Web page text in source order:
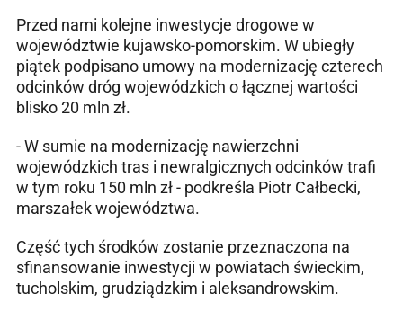
Przed nami kolejne inwestycje drogowe w
województwie kujawsko-pomorskim. W ubiegły
piątek podpisano umowy na modernizację czterech
odcinków dróg wojewódzkich o łącznej wartości
blisko 20 mln zł.
- W sumie na modernizację nawierzchni
wojewódzkich tras i newralgicznych odcinków trafi
w tym roku 150 mln zł - podkreśla Piotr Całbecki,
marszałek województwa.
Część tych środków zostanie przeznaczona na
sfinansowanie inwestycji w powiatach świeckim,
tucholskim, grudziądzkim i aleksandrowskim.